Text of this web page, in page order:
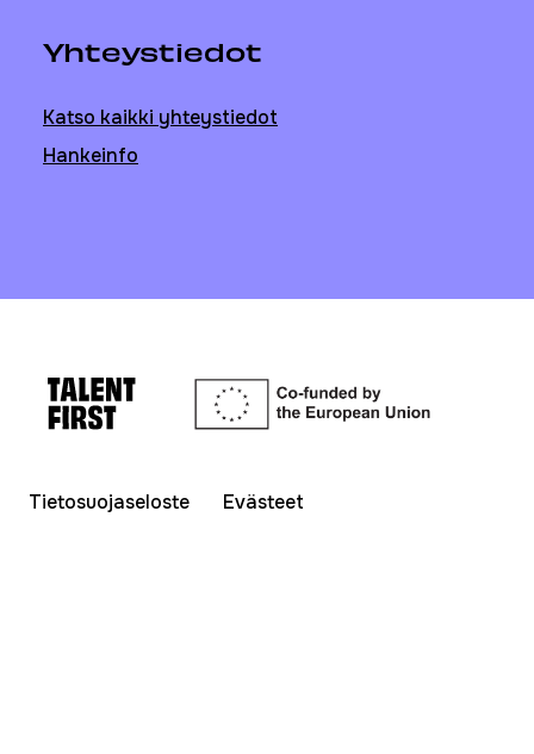
Yhteystiedot
Katso kaikki yhteystiedot
Hankeinfo
Tietosuojaseloste Evästeet